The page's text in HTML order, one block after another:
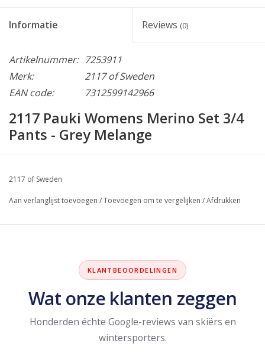
Informatie Reviews (0)
Artikelnummer: 7253911
Merk:
2117 of Sweden
EAN code:
7312599142966
2117 Pauki Womens Merino Set 3/4
Pants - Grey Melange
2117 of Sweden
Aan verlanglijst toevoegen /Toevoegen om te vergelijken /Afdrukken
KLANTBEOORDELINGEN
Wat onze klanten zeggen
Honderden échte Google-reviews van skiërs en
wintersporters.